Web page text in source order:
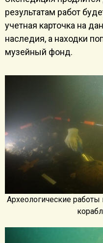
результатам работ
учетная карточка на
наследия, а находки
музейный фонд.
Археологические